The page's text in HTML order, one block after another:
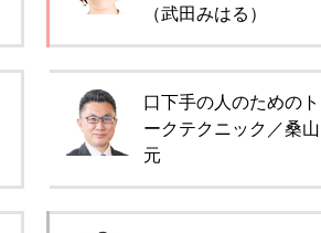
（武田みはる）
口下手の人のためのト
ークテクニック／桑山
元